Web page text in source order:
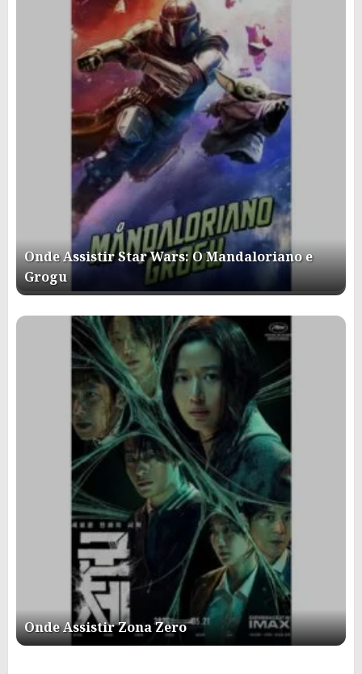
Onde Assistir Star Wars: O Mandaloriano e
Grogu
Onde Assistir Zona Zero